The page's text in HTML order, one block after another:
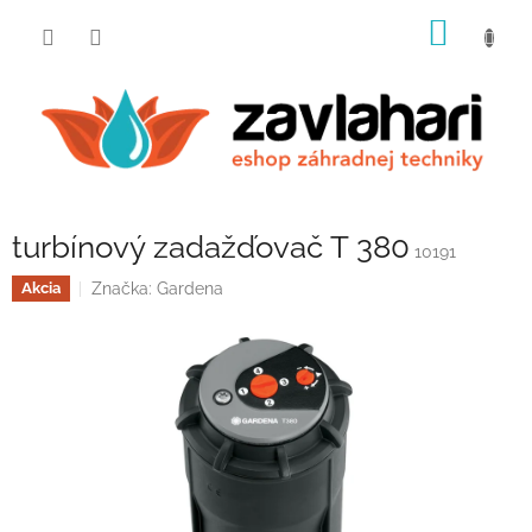
turbínový zadažďovač T 380 10191
Akcia Značka: Gardena